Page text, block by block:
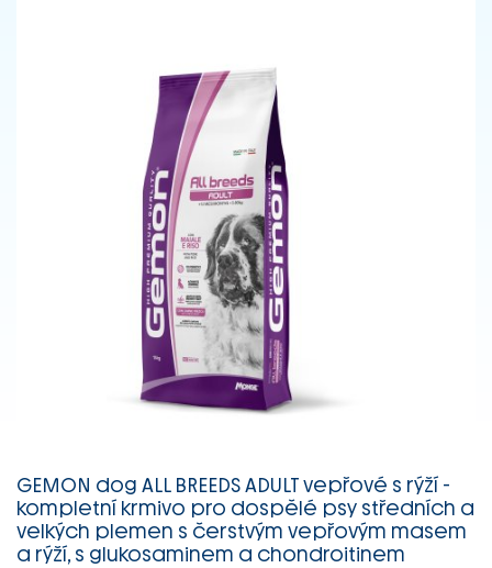
GEMON dog ALL BREEDS ADULT vepřové s rýží -
kompletní krmivo pro dospělé psy středních a
velkých plemen s čerstvým vepřovým masem
a rýží, s glukosaminem a chondroitinem